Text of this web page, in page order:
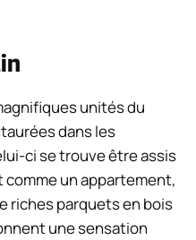
unités du
dans les
ci se trouve être assis
comme un appartement,
riches parquets en bois
une sensation